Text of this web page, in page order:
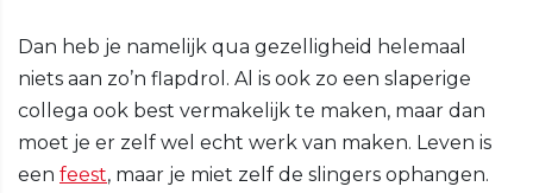
Dan heb je namelijk qua gezelligheid helemaal
niets aan zo’n flapdrol. Al is ook zo een slaperige
collega ook best vermakelijk te maken, maar dan
moet je er zelf wel echt werk van maken. Leven is
een feest, maar je miet zelf de slingers ophangen.